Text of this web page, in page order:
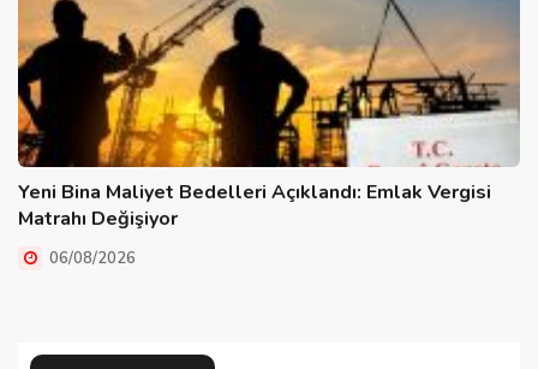
Yeni Bina Maliyet Bedelleri Açıklandı: Emlak Vergisi
Matrahı Değişiyor
06/08/2026